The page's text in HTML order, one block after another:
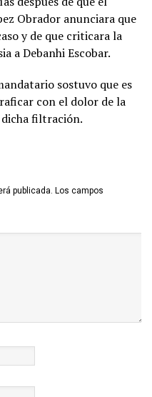
Obrador anunciara que
y de que criticara la
a Debanhi Escobar.
sostuvo que es
con el dolor de la
dicha filtración.
publicada. Los campos